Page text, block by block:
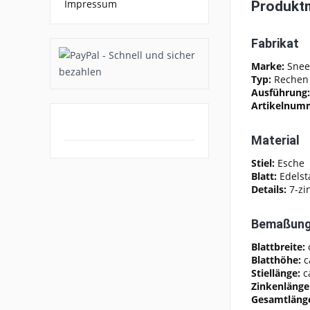
Impressum
Fabrikat
Marke:
Typ:
Material
Stiel: Esche
Blatt:
Details: 7-
Blattbreite:
Blatthöhe:
Stiellänge: